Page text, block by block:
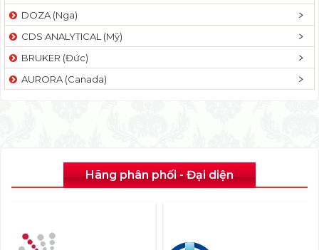
DOZA (Nga)
CDS ANALYTICAL (Mỹ)
BRUKER (Đức)
AURORA (Canada)
Hãng phân phối - Đại diện